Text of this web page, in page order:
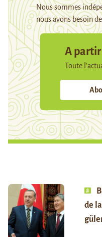
Nous sommes
nous avons besoin
A partir
Toute
de